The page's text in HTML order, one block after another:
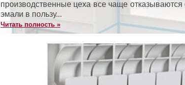
производственные цеха все чаще
эмали в пользу...
Читать полность »